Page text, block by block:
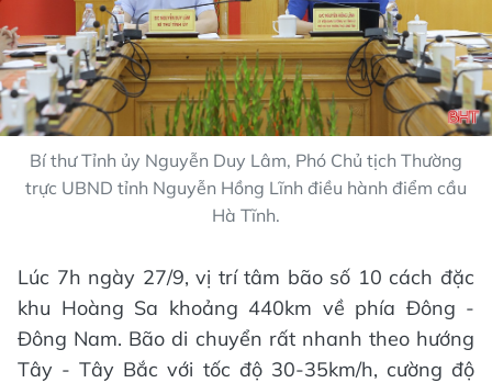
Bí thư Tỉnh ủy Nguyễn Duy Lâm, Phó Chủ tịch Thường
trực UBND tỉnh Nguyễn Hồng Lĩnh điều hành điểm cầu
Hà Tĩnh.
Lúc 7h ngày 27/9, vị trí tâm bão số 10 cách đặc
khu Hoàng Sa khoảng 440km về phía Đông -
Đông Nam. Bão di chuyển rất nhanh theo hướng
Tây - Tây Bắc với tốc độ 30-35km/h, cường độ